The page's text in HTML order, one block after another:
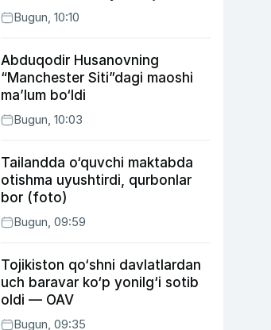
Bugun, 10:10
Abduqodir Husanovning
“Manchester Siti”dagi maoshi
ma’lum bo‘ldi
Bugun, 10:03
Tailandda o‘quvchi maktabda
otishma uyushtirdi, qurbonlar
bor (foto)
Bugun, 09:59
Tojikiston qo‘shni davlatlardan
uch baravar ko‘p yonilg‘i sotib
oldi — OAV
Bugun, 09:35